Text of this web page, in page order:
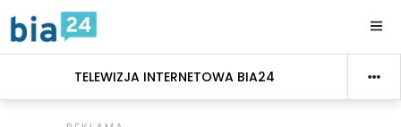
TELEWIZJA INTERNETOWA BIA24